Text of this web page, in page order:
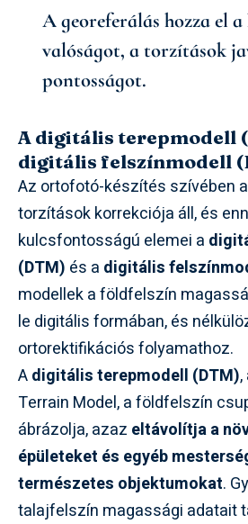
A georeferálás hozza el
valóságot, a torzítások
pontosságot.
A digitális terepmodell
digitális felszínmodell
Az ortofotó-készítés szívében
torzítások korrekciója áll, és
kulcsfontosságú elemei a
(DTM) és a digitális
modellek a földfelszín
le digitális formában, és
ortorektifikációs folyamathoz.
Adigitális terepmodell (DTM),
Terrain Model, a földfelszín
ábrázolja, azaz eltávolítja a
épületeket és egyéb
természetes objektumokat.
talajfelszín magassági adatait